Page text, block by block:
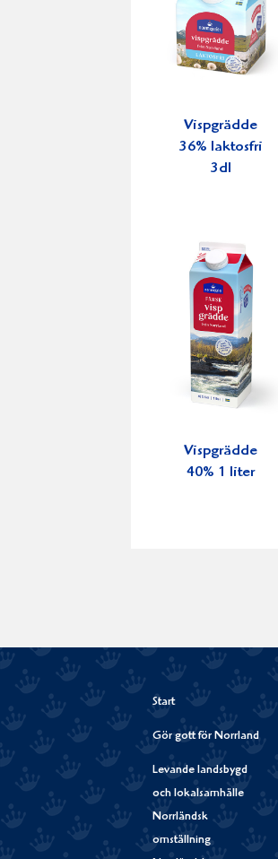
Vispgrädde
36% laktosfri
3dl
Vispgrädde
40% 1 liter
Start
Gör gott för Norrland
Levande landsbygd
och lokalsamhälle
Norrländsk
omställning